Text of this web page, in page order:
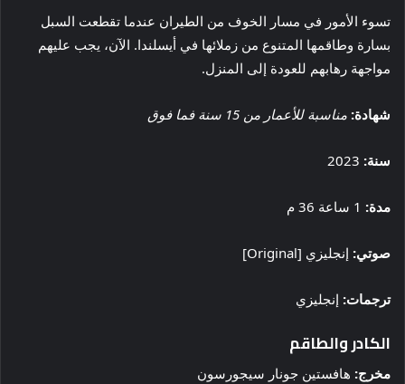
تسوء الأمور في مسار الخوف من الطيران عندما تقطعت السبل
بسارة وطاقمها المتنوع من زملائها في أيسلندا. الآن، يجب عليهم
مواجهة رهابهم للعودة إلى المنزل.
شهادة: مناسبة للأعمار من 15 سنة فما فوق
سنة:
مدة:
صوتي: إنجليزي [Original]
ترجمات: إنجليزي
الكادر والطاقم
مخرج: هافستين جونار سيجورسون